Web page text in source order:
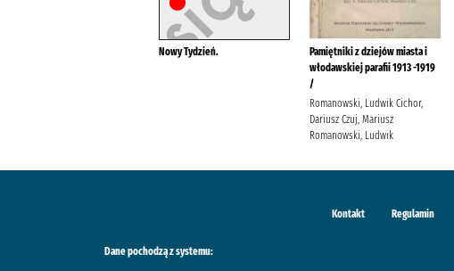
Nowy Tydzień.
Pamiętniki z dziejów miasta i
włodawskiej parafii 1913 -1919
/
Romanowski, Ludwik Cichor,
Dariusz Czuj, Mariusz
Romanowski, Ludwik
Kontakt Regulamin
Dane pochodzą z systemu: